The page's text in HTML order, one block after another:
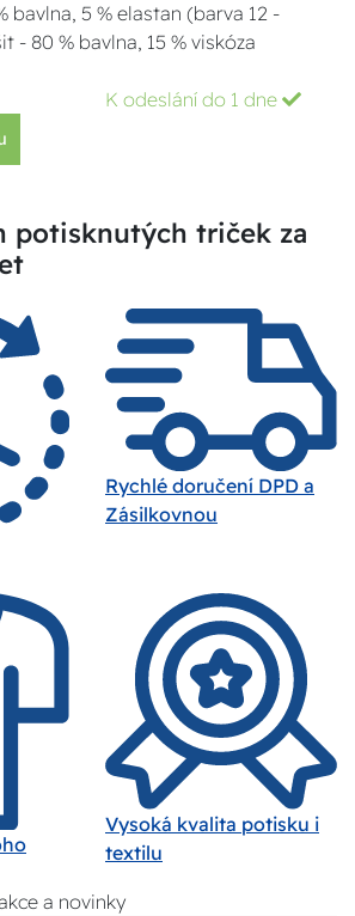
bavlna, 5 % elastan (barva 12 -
- 80 % bavlna, 15 % viskóza
K odeslání do 1 dne
potisknutých triček za
Rychlé doručení DPD a
Zásilkovnou
Vysoká kvalita potisku i
textilu
a novinky